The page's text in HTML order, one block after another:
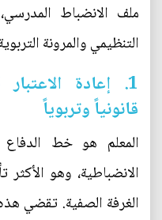
ملف الانضباط
التنظيمي والمرونة
1. إعادة
قانونياً وتربوياً
المعلم هو خط
الانضباطية، وهو الأكثر
الغرفة الصفية. تقضي